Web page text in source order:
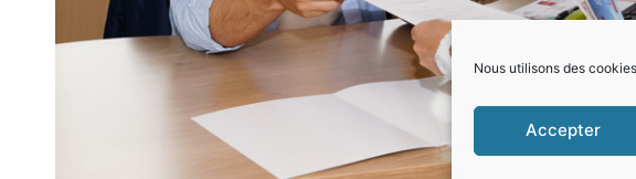
Nous utilisons des
Accepter